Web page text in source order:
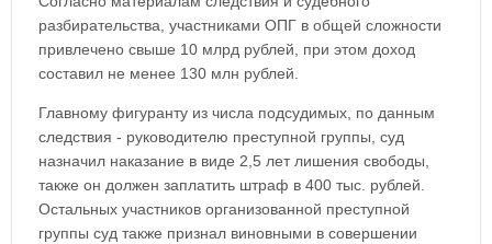
разбирательства, участниками ОПГ в общей сложности
привлечено свыше 10 млрд рублей, при этом доход
составил не менее 130 млн рублей.
Главному фигуранту из числа подсудимых, по данным
следствия - руководителю преступной группы, суд
назначил наказание в виде 2,5 лет лишения свободы,
также он должен заплатить штраф в 400 тыс. рублей.
Остальных участников организованной преступной
группы суд также признал виновными в совершении